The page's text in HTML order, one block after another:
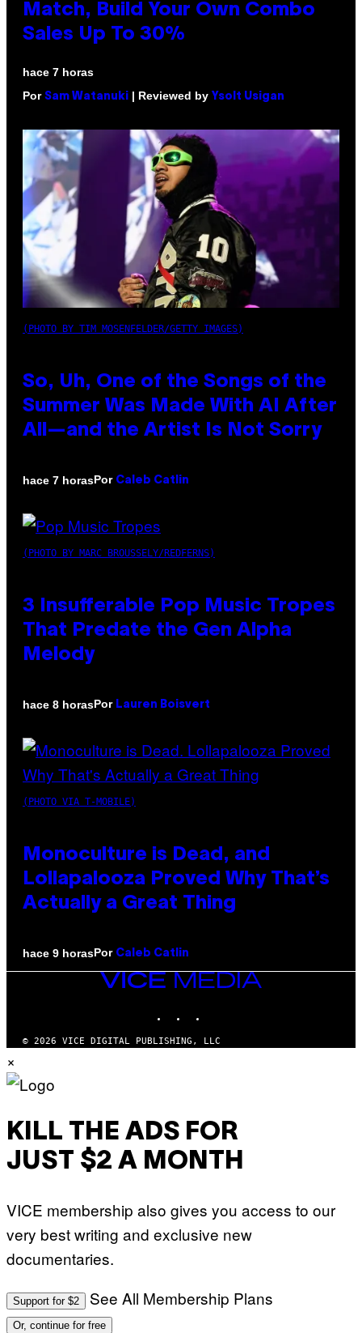
Match, Build Your Own Combo
Sales Up To 30%
hace 7 horas
Por Sam Watanuki | Reviewed by Ysolt Usigan
(PHOTO BY TIM MOSENFELDER/GETTY IMAGES)
So, Uh, One of the Songs of the
Summer Was Made With AI After
All—and the Artist Is Not Sorry
hace 7 horasPor Caleb Catlin
(PHOTO BY MARC BROUSSELY/REDFERNS)
3 Insufferable Pop Music Tropes
That Predate the Gen Alpha
Melody
hace 8 horasPor Lauren Boisvert
(PHOTO VIA T-MOBILE)
Monoculture is Dead, and
Lollapalooza Proved Why That’s
Actually a Great Thing
hace 9 horasPor Caleb Catlin
VICE
© 2026 VICE DIGITAL PUBLISHING, LLC
×
KILL THE ADS FOR
JUST $2 A MONTH
VICE membership also gives you access to our
very best writing and exclusive new
documentaries.
Support for $2 See All Membership Plans
Or, continue for free